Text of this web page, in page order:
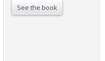
See the book